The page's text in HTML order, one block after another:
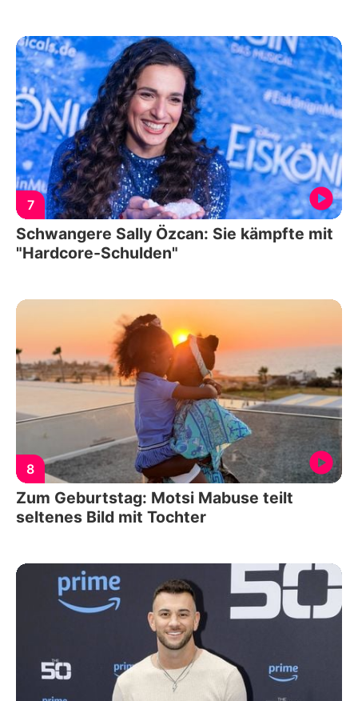
7
Schwangere Sally Özcan: Sie kämpfte mit
"Hardcore-Schulden"
8
Zum Geburtstag: Motsi Mabuse teilt
seltenes Bild mit Tochter